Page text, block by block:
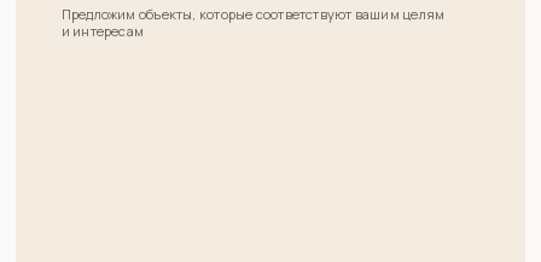
Предложим объекты, которые соответствуют вашим целям
и интересам